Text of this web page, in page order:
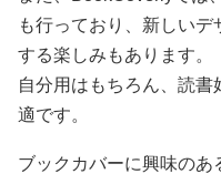
も行っており、新しい
する楽しみもあります。
自分用はもちろん、読
適です。
ブックカバーに興味の